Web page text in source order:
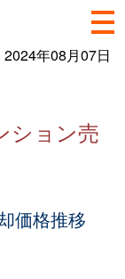
2024年08月07日
ション売
価格推移